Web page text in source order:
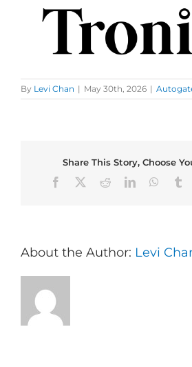
By Levi Chan | May 30th, 2026 |
Share This Story, Choose
Facebook
RedditLinkedIn
About the Author: Levi